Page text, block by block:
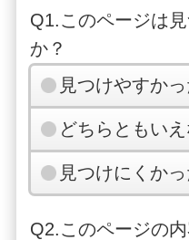
Q1.このページは
か？
見つけやすかっ
どちらともい
見つけにくかっ
Q2.このページの